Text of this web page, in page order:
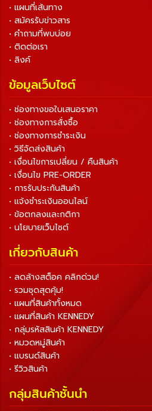
• แผนที่เส้นทาง
• สมัครรับข่าวสาร
• คำถามที่พบบ่อย
• ติดต่อเรา
• ลิงค์
ข้อมูลเว็บไซต์
• ช่องทางขอใบเสนอราคา
• ช่องทางการสั่งซื้อ
• ช่องทางการชำระเงิน
• วิธีจัดส่งสินค้า
• เงื่อนไขการเปลี่ยน / คืนสินค้า
• เงื่อนไข PRE-ORDER
• การรับประกันสินค้า
• แจ้งชำระเงินออนไลน์
• ข้อตกลงและกติกา
• นโยบายเว็บไซต์
เกี่ยวกับสินค้า
• ลดล้างสต็อค คลิกด่วน!
• รวมชุดสุดคุ้ม!
• แผนที่สินค้าทั้งหมด
• แผนที่สินค้า KENNEDY
• กลุ่มรหัสสินค้า KENNEDY
• หมวดหมู่สินค้า
• แบรนด์สินค้า
• รีวิวสินค้า
กลุ่มสินค้าชั้นนำ